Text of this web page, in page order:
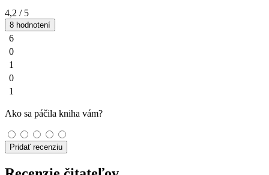
4,2 / 5
8 hodnotení
6
0
1
0
1
Ako sa páčila kniha vám?
Pridať recenziu